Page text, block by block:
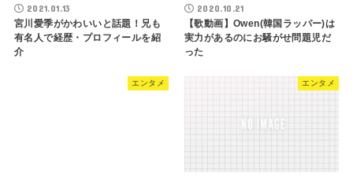
2021.01.13
宮川愛季がかわいいと話題！兄も
有名人で経歴・プロフィールを紹
介
2020.10.21
【歌動画】Owen(韓国ラッパー)は
実力があるのにお騒がせ問題児だ
った
エンタメ エンタメ